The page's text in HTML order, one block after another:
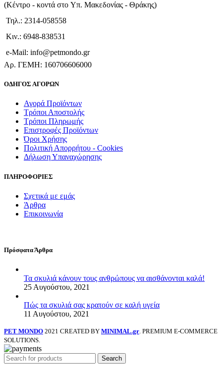
(Kέντρο - κοντά στο Yπ. Μακεδονίας - Θράκης)
Τηλ.: 2314-058558
Κιν.: 6948-838531
e-Mail: info@petmondo.gr
Aρ. ΓΕΜΗ: 160706606000
ΟΔΗΓΟΣ ΑΓΟΡΩΝ
Αγορά Προϊόντων
Τρόποι Αποστολής
Τρόποι Πληρωμής
Επιστροφές Προϊόντων
Όροι Χρήσης
Πολιτική Απορρήτου - Cookies
Δήλωση Υπαναχώρησης
ΠΛΗΡΟΦΟΡΙΕΣ
Σχετικά με εμάς
Άρθρα
Επικοινωνία
Πρόσφατα Άρθρα
Τα σκυλιά κάνουν τους ανθρώπους να αισθάνονται καλά!
25 Αυγούστου, 2021
Πώς τα σκυλιά σας κρατούν σε καλή υγεία
11 Αυγούστου, 2021
PET MONDO 2021 CREATED BY MINIMAL.gr. PREMIUM E-COMMERCE
SOLUTIONS.
Search